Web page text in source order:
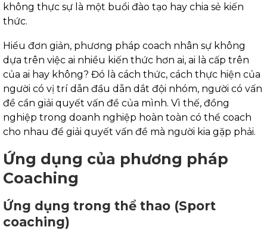
không thực sự là một buổi đào tạo hay chia sẻ kiến
thức.
Hiểu đơn giản, phương pháp coach nhân sự không
dựa trên việc ai nhiều kiến thức hơn ai, ai là cấp trên
của ai hay không? Đó là cách thức, cách thực hiện của
người có vị trí dẫn đầu dẫn dắt đội nhóm, người có vấn
đề cần giải quyết vấn đề của mình. Vì thế, đồng
nghiệp trong doanh nghiệp hoàn toàn có thể coach
cho nhau để giải quyết vấn đề mà người kia gặp phải.
Ứng dụng của phương pháp
Coaching
Ứng dụng trong thể thao (Sport
coaching)